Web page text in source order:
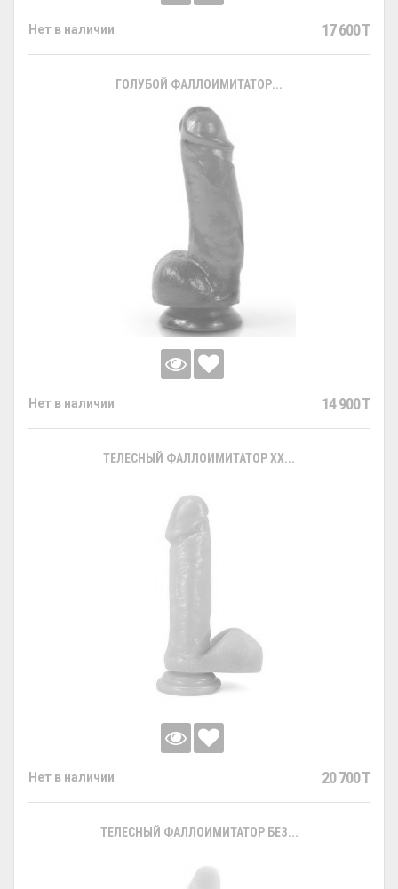
Нет в наличии 17 600 T
ГОЛУБОЙ ФАЛЛОИМИТАТОР...
Нет в наличии 14 900 T
ТЕЛЕСНЫЙ ФАЛЛОИМИТАТОР XX...
Нет в наличии 20 700 T
ТЕЛЕСНЫЙ ФАЛЛОИМИТАТОР БЕЗ...